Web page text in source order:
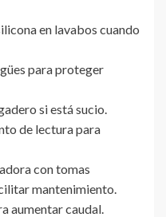
en lavabos cuando
para proteger
si está sucio.
de lectura para
con tomas
mantenimiento.
aumentar caudal.